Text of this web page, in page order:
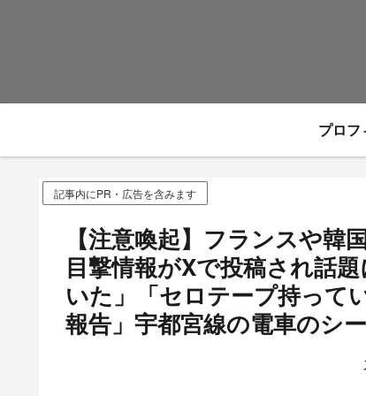
プロフ
記事内にPR・広告を含みます
【注意喚起】フランスや
目撃情報がXで投稿され話
いた」「セロテープ持って
報告」宇都宮線の電車のシ